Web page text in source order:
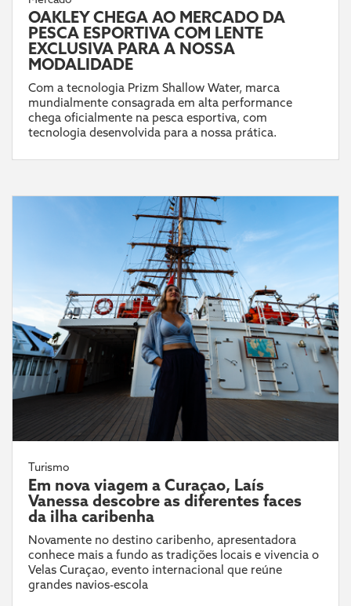
OAKLEY CHEGA AO MERCADO DA
PESCA ESPORTIVA COM LENTE
EXCLUSIVA PARA A NOSSA
MODALIDADE
Com a tecnologia Prizm Shallow Water, marca
mundialmente consagrada em alta performance
chega oficialmente na pesca esportiva, com
tecnologia desenvolvida para a nossa prática.
Turismo
Em nova viagem a Curaçao, Laís
Vanessa descobre as diferentes faces
da ilha caribenha
Novamente no destino caribenho, apresentadora
conhece mais a fundo as tradições locais e vivencia o
Velas Curaçao, evento internacional que reúne
grandes navios-escola